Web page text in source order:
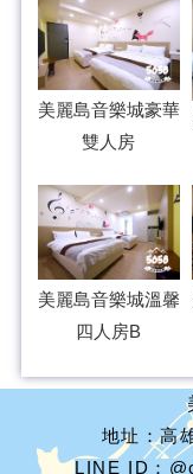
美麗島音樂城豪華
雙人房
美麗島音樂城溫馨
四人房B
地址：高
LINE ID：